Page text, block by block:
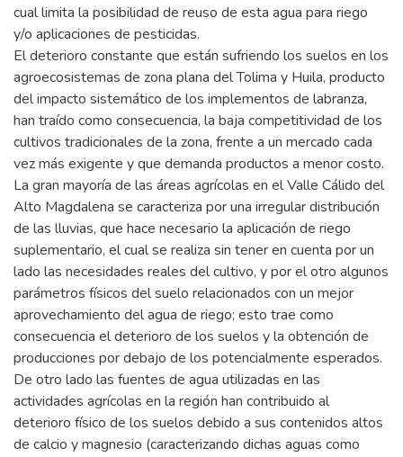
cual limita la posibilidad de reuso de esta agua para riego
y/o aplicaciones de pesticidas.
El deterioro constante que están sufriendo los suelos en los
agroecosistemas de zona plana del Tolima y Huila, producto
del impacto sistemático de los implementos de labranza,
han traído como consecuencia, la baja competitividad de los
cultivos tradicionales de la zona, frente a un mercado cada
vez más exigente y que demanda productos a menor costo.
La gran mayoría de las áreas agrícolas en el Valle Cálido del
Alto Magdalena se caracteriza por una irregular distribución
de las lluvias, que hace necesario la aplicación de riego
suplementario, el cual se realiza sin tener en cuenta por un
lado las necesidades reales del cultivo, y por el otro algunos
parámetros físicos del suelo relacionados con un mejor
aprovechamiento del agua de riego; esto trae como
consecuencia el deterioro de los suelos y la obtención de
producciones por debajo de los potencialmente esperados.
De otro lado las fuentes de agua utilizadas en las
actividades agrícolas en la región han contribuido al
deterioro físico de los suelos debido a sus contenidos altos
de calcio y magnesio (caracterizando dichas aguas como